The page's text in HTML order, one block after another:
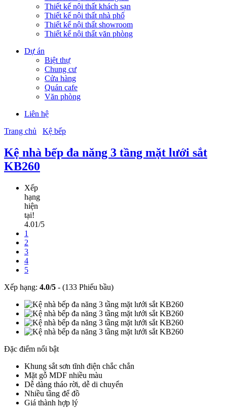
Thiết kế nội thất khách sạn
Thiết kế nội thất nhà phố
Thiết kế nội thất showroom
Thiết kế nội thất văn phòng
Dự án
Biệt thự
Chung cư
Cửa hàng
Quán cafe
Văn phòng
Liên hệ
Trang chủ
Kệ bếp
Kệ nhà bếp đa năng 3 tầng mặt lưới sắt
KB260
Xếp
hạng
hiện
tại!
4.01/5
1
2
3
4
5
Xếp hạng: 4.0/5 - (133 Phiếu bầu)
Đặc điểm nổi bật
Khung sắt sơn tĩnh điện chắc chắn
Mặt gỗ MDF nhiều màu
Dễ dàng tháo rời, dễ di chuyển
Nhiều tầng để đồ
Giá thành hợp lý